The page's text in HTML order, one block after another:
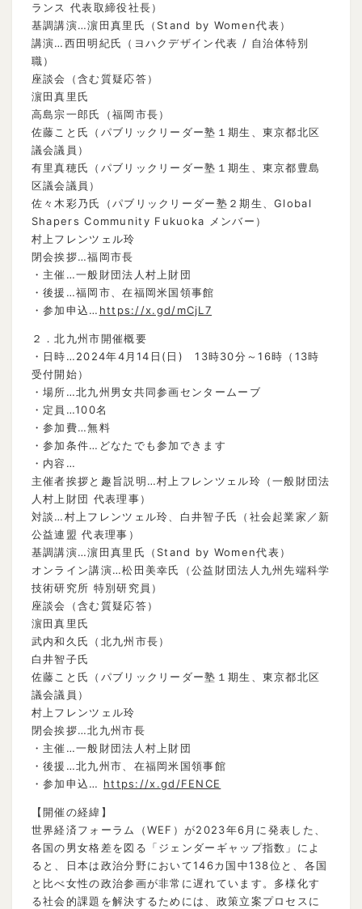
ランス 代表取締役社長）
基調講演…濵田真里氏（Stand by Women代表）
講演…西田明紀氏（ヨハクデザイン代表 / 自治体特別
職）
座談会（含む質疑応答）
濵田真里氏
高島宗一郎氏（福岡市長）
佐藤こと氏（パブリックリーダー塾１期生、東京都北区
議会議員）
有里真穂氏（パブリックリーダー塾１期生、東京都豊島
区議会議員）
佐々木彩乃氏（パブリックリーダー塾２期生、Global
Shapers Community Fukuoka メンバー）
村上フレンツェル玲
閉会挨拶…福岡市長
・主催…一般財団法人村上財団
・後援…福岡市、在福岡米国領事館
・参加申込… https://x.gd/mCjL7
２．北九州市開催概要
・日時…2024年4月14日(日) 13時30分～16時（13時
受付開始）
・場所…北九州男女共同参画センタームーブ
・定員…100名
・参加費…無料
・参加条件…どなたでも参加できます
・内容…
主催者挨拶と趣旨説明…村上フレンツェル玲（一般財団法
人村上財団 代表理事）
対談…村上フレンツェル玲、白井智子氏（社会起業家／新
公益連盟 代表理事）
基調講演…濵田真里氏（Stand by Women代表）
オンライン講演…松田美幸氏（公益財団法人九州先端科学
技術研究所 特別研究員）
座談会（含む質疑応答）
濵田真里氏
武内和久氏（北九州市長）
白井智子氏
佐藤こと氏（パブリックリーダー塾１期生、東京都北区
議会議員）
村上フレンツェル玲
閉会挨拶…北九州市長
・主催…一般財団法人村上財団
・後援…北九州市、在福岡米国領事館
・参加申込… https://x.gd/FENCE
【開催の経緯】
世界経済フォーラム（WEF）が2023年6月に発表した、
各国の男女格差を図る「ジェンダーギャップ指数」によ
ると、日本は政治分野において146カ国中138位と、各国
と比べ女性の政治参画が非常に遅れています。多様化す
る社会的課題を解決するためには、政策立案プロセスに